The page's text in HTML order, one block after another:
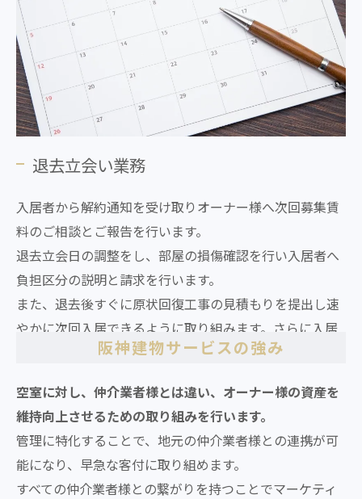
退去立会い業務
入居者から解約通知を受け取りオーナー様へ次回募集賃
料のご相談とご報告を行います。
退去立会日の調整をし、部屋の損傷確認を行い入居者へ
負担区分の説明と請求を行います。
また、退去後すぐに原状回復工事の見積もりを提出し速
やかに次回入居できるように取り組みます。さらに入居
者のニーズに合ったリフォームの提案もいたします。
阪神建物サービスの強み
空室に対し、仲介業者様とは違い、オーナー様の資産を
維持向上させるための取り組みを行います。
管理に特化することで、地元の仲介業者様との連携が可
能になり、早急な客付に取り組めます。
すべての仲介業者様との繋がりを持つことでマーケティ